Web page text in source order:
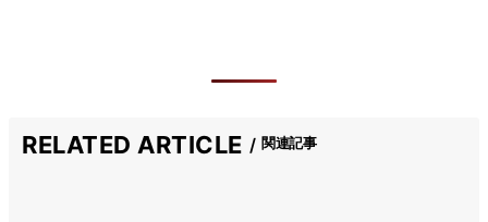
RELATED ARTICLE 関連記事